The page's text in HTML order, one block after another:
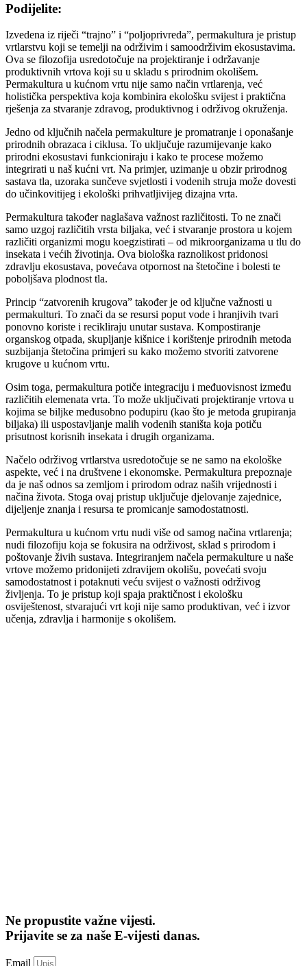
Podijelite:
Izvedena iz riječi “trajno” i “poljoprivreda”, permakultura je pristup
vrtlarstvu koji se temelji na održivim i samoodrživim ekosustavima.
Ova se filozofija usredotočuje na projektiranje i održavanje
produktivnih vrtova koji su u skladu s prirodnim okolišem.
Permakultura u kućnom vrtu nije samo način vrtlarenja, već
holistička perspektiva koja kombinira ekološku svijest i praktična
rješenja za stvaranje zdravog, produktivnog i održivog okruženja.
Jedno od ključnih načela permakulture je promatranje i oponašanje
prirodnih obrazaca i ciklusa. To uključuje razumijevanje kako
prirodni ekosustavi funkcioniraju i kako te procese možemo
integrirati u naš kućni vrt. Na primjer, uzimanje u obzir prirodnog
sastava tla, uzoraka sunčeve svjetlosti i vodenih struja može dovesti
do učinkovitijeg i ekološki prihvatljivijeg dizajna vrta.
Permakultura također naglašava važnost različitosti. To ne znači
samo uzgoj različitih vrsta biljaka, već i stvaranje prostora u kojem
različiti organizmi mogu koegzistirati – od mikroorganizama u tlu do
insekata i većih životinja. Ova biološka raznolikost pridonosi
zdravlju ekosustava, povećava otpornost na štetočine i bolesti te
poboljšava plodnost tla.
Princip “zatvorenih krugova” također je od ključne važnosti u
permakulturi. To znači da se resursi poput vode i hranjivih tvari
ponovno koriste i recikliraju unutar sustava. Kompostiranje
organskog otpada, skupljanje kišnice i korištenje prirodnih metoda
suzbijanja štetočina primjeri su kako možemo stvoriti zatvorene
krugove u kućnom vrtu.
Osim toga, permakultura potiče integraciju i međuovisnost između
različitih elemenata vrta. To može uključivati ​​projektiranje vrtova u
kojima se biljke međusobno podupiru (kao što je metoda grupiranja
biljaka) ili uspostavljanje malih vodenih staništa koja potiču
prisutnost korisnih insekata i drugih organizama.
Načelo održivog vrtlarstva usredotočuje se ne samo na ekološke
aspekte, već i na društvene i ekonomske. Permakultura prepoznaje
da je naš odnos sa zemljom i prirodom odraz naših vrijednosti i
načina života. Stoga ovaj pristup uključuje djelovanje zajednice,
dijeljenje znanja i resursa te promicanje samodostatnosti.
Permakultura u kućnom vrtu nudi više od samog načina vrtlarenja;
nudi filozofiju koja se fokusira na održivost, sklad s prirodom i
poštovanje živih sustava. Integriranjem načela permakulture u naše
vrtove možemo pridonijeti zdravijem okolišu, povećati svoju
samodostatnost i potaknuti veću svijest o važnosti održivog
življenja. To je pristup koji spaja praktičnost i ekološku
osviještenost, stvarajući vrt koji nije samo produktivan, već i izvor
učenja, zdravlja i harmonije s okolišem.
Ne propustite važne vijesti.
Prijavite se za naše E-vijesti danas.
Email